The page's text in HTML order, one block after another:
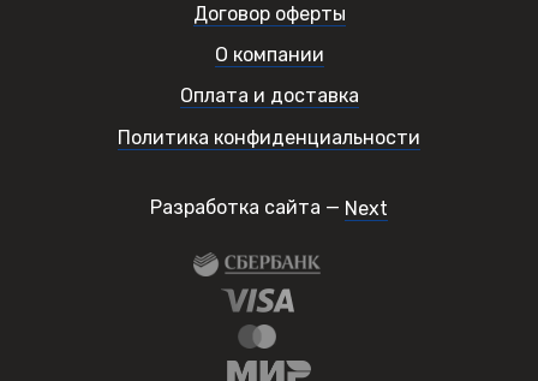
Договор оферты
О компании
Оплата и доставка
Политика конфиденциальности
Разработка сайта — Next